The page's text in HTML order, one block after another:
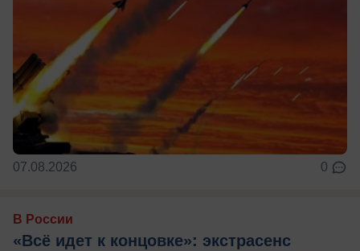
07.08.2026 0
В России
«Всё идет к концовке»: экстрасенс